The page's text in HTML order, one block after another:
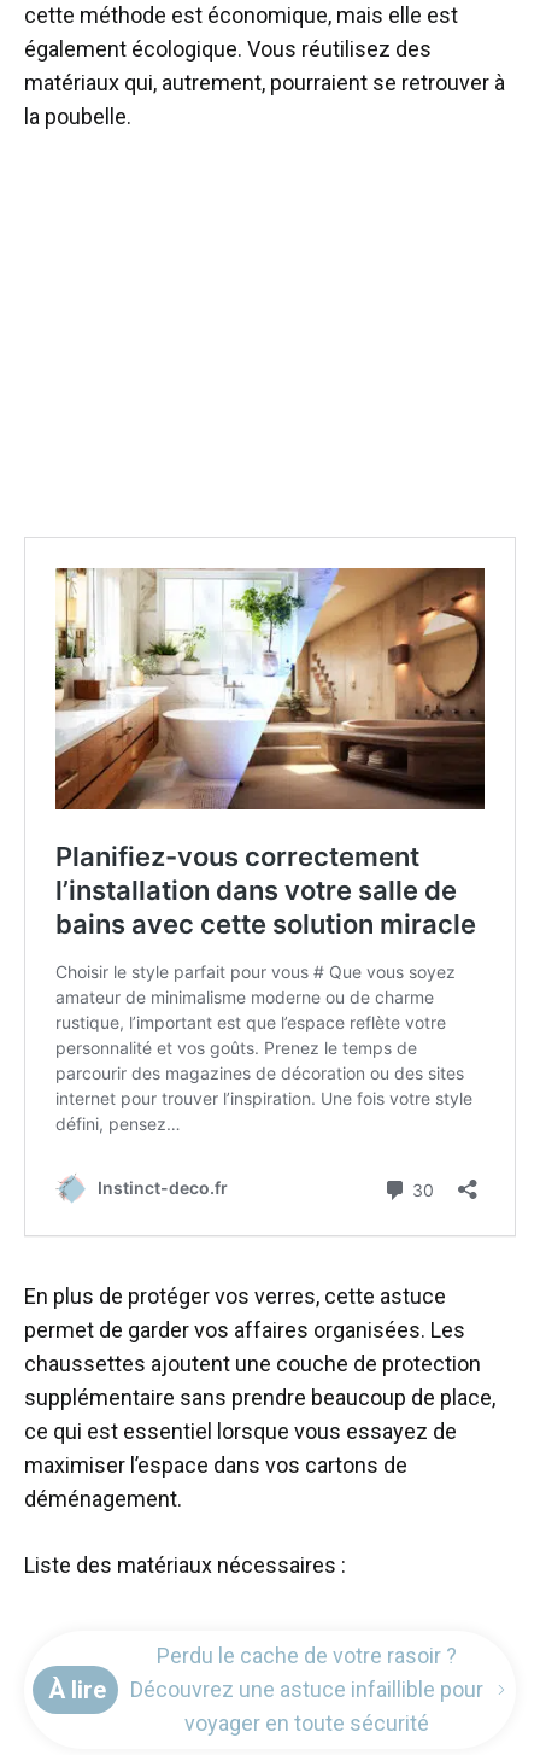
cette méthode est économique, mais elle est
également écologique. Vous réutilisez des
matériaux qui, autrement, pourraient se retrouver à
la poubelle.
En plus de protéger vos verres, cette astuce
permet de garder vos affaires organisées. Les
chaussettes ajoutent une couche de protection
supplémentaire sans prendre beaucoup de place,
ce qui est essentiel lorsque vous essayez de
maximiser l’espace dans vos cartons de
déménagement.
Liste des matériaux nécessaires :
À lire
Perdu le cache de votre rasoir ?
Découvrez une astuce infaillible pour
voyager en toute sécurité